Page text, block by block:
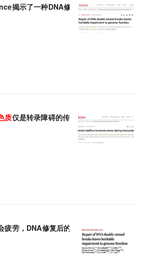
揭示了一种DNA修复后的留下的可遗传
质仅是转录障碍的传统观点，发现染色质
疲劳，DNA修复后的留下的可遗传